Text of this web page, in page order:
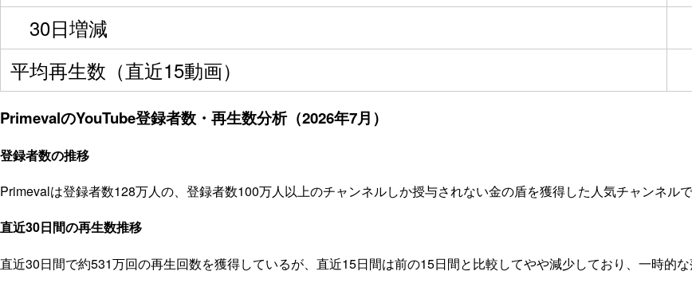
30日増減
平均再生数（直近15動画）
PrimevalのYouTube登録者数・再生数分析（2026年7月）
登録者数の推移
Primevalは登録者数128万人の、登録者数100万人以上のチャンネルしか授与されない金の盾を獲得した人気チャンネル
直近30日間の再生数推移
直近30日間で約531万回の再生回数を獲得しているが、直近15日間は前の15日間と比較してやや減少しており、一時的な